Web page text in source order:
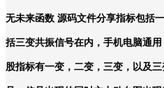
无未来函数 源码文件分享指标包括
括三变共振信号在内，手机电脑通
股指标有一变，二变，三变，以及